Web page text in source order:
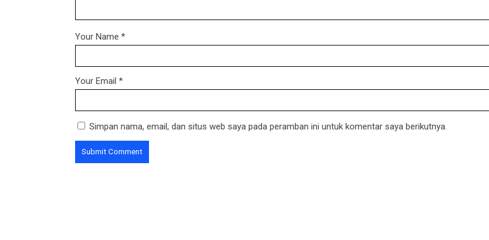
Your Name *
Your Email *
Simpan nama, email, dan situs web saya pada peramban ini untuk komentar saya berikutnya.